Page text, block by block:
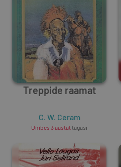
Treppide raamat
C. W. Ceram
Umbes 3 aastattagasi